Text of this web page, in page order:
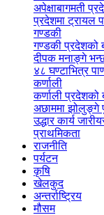
अपेक्षाबागमती
प्रदेशमा ट्रायल
गण्डकी
गण्डकी प्रदेशको
दीपक मनाङ्गे
४८ घण्टाभित्र
कर्णाली
कर्णाली
अछाममा झोलुङ्गे
उद्धार कार्य जारी
प्राथमिकता
राजनीति
पर्यटन
कृषि
खेलकुद
अन्तर्राष्ट्रिय
मौसम